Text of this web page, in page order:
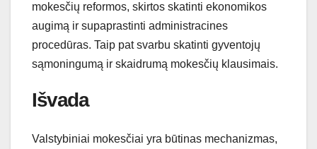
mokesčių reformos, skirtos skatinti ekonomikos
augimą ir supaprastinti administracines
procedūras. Taip pat svarbu skatinti gyventojų
sąmoningumą ir skaidrumą mokesčių klausimais.
Išvada
Valstybiniai mokesčiai yra būtinas mechanizmas,